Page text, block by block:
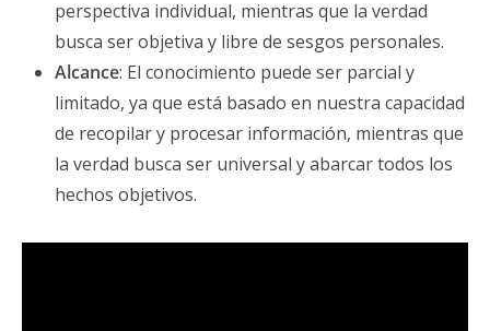
perspectiva individual, mientras que la verdad
busca ser objetiva y libre de sesgos personales.
Alcance: El conocimiento puede ser parcial y
limitado, ya que está basado en nuestra capacidad
de recopilar y procesar información, mientras que
la verdad busca ser universal y abarcar todos los
hechos objetivos.